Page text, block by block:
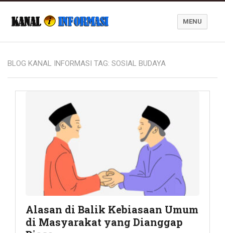
MENU
BLOG KANAL INFORMASI TAG: SOSIAL BUDAYA
Alasan di Balik Kebiasaan Umum
di Masyarakat yang Dianggap